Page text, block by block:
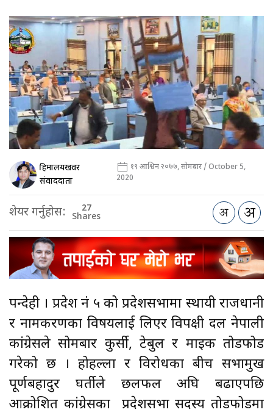
हिमालयखवर
संवाददाता
१९ आश्विन २०७७, सोमबार / October 5,
2020
शेयर गर्नुहोस: 27
Shares
रुपन्देही । प्रदेश नं ५ को प्रदेशसभामा स्थायी राजधानी
र नामकरणका विषयलाई लिएर विपक्षी दल नेपाली
कांग्रेसले सोमबार कुर्सी, टेबुल र माइक तोडफोड
गरेको छ । होहल्ला र विरोधका बीच सभामुख
पूर्णबहादुर घर्तीले छलफल अघि बढाएपछि
आक्रोशित कांग्रेसका प्रदेशसभा सदस्य तोडफोडमा